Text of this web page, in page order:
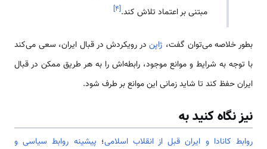
مبتنی بر اعتماد تلاش کند.[۴]
بطور خلاصه می‌توان گفت، ژاپندر رویکردش در قبال ایران، سعی می‌کند
با توجه به شرایط و موانع موجود، رابطه‌اش را به هر طریق ممکن در قبال
ایران حفظ کند تا شاید زمانی این موانع بر طرف شود.
نیز نگاه کنید به
روابط کانادا و ایران قبل از انقلاب اسلامی؛ پیشینه روابط سیاسی و